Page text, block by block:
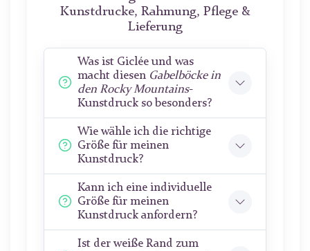
Kunstdrucke, Rahmung, Pflege &
Lieferung
Was ist Giclée und was
macht diesen Gabelböcke in
den Rocky Mountains-
Kunstdruck so besonders?
Wie wähle ich die richtige
Größe für meinen
Kunstdruck?
Kann ich eine individuelle
Größe für meinen
Kunstdruck anfordern?
Ist der weiße Rand zum